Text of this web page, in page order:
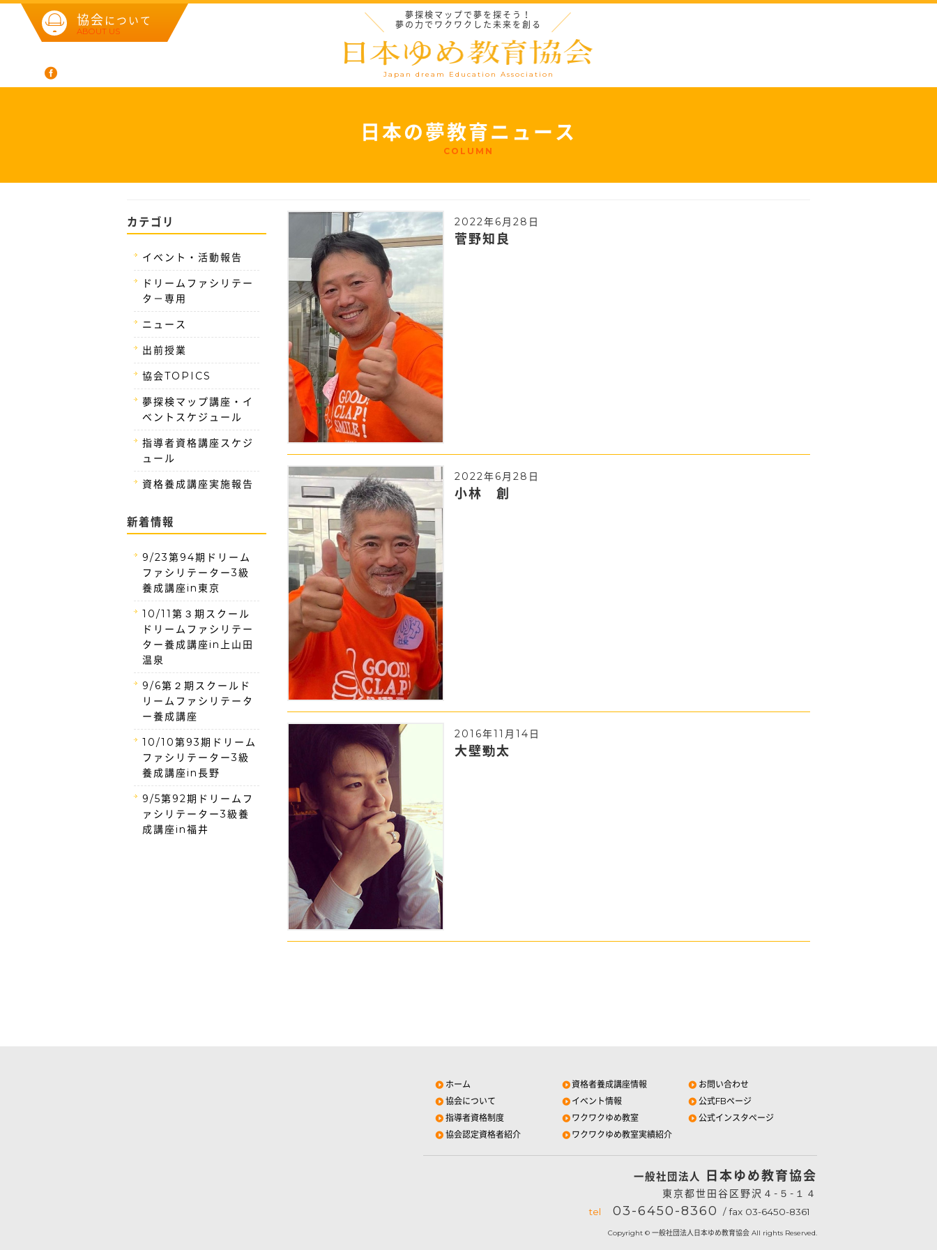
夢探検マップで夢を探そう！
夢の力でワクワクした未来を創る
Japan dream Education Association
協会 について
ABOUT US
日本の夢教育ニュース
COLUMN
2022年6月28日
菅野知良
2022年6月28日
小林 創
2016年11月14日
大壁勁太
カテゴリ
イベント・活動報告
ドリームファシリテー
タ－専用
ニュース
出前授業
協会TOPICS
夢探検マップ講座・イ
ベントスケジュール
指導者資格講座スケジ
ュール
資格養成講座実施報告
新着情報
9/23第94期ドリーム
ファシリテーター3級
養成講座in東京
10/11第３期スクール
ドリームファシリテー
ター養成講座in上山田
温泉
9/6第２期スクールド
リームファシリテータ
ー養成講座
10/10第93期ドリーム
ファシリテーター3級
養成講座in長野
9/5第92期ドリームフ
ァシリテーター3級養
成講座in福井
ホーム
協会について
指導者資格制度
協会認定資格者紹介
資格者養成講座情報
イベント情報
ワクワクゆめ教室
ワクワクゆめ教室実績紹介
お問い合わせ
公式FBページ
公式インスタページ
一般社団法人 日本ゆめ教育協会
東京都世田谷区野沢４-５-１４
tel 03-6450-8360 / fax 03-6450-8361
Copyright © 一般社団法人日本ゆめ教育協会 All rights Reserved.